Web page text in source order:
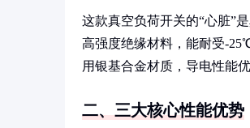
这款真空负荷开关的“心脏”
高强度绝缘材料，能耐受-
用银基合金材质，导电性能
二、三大核心性能优势